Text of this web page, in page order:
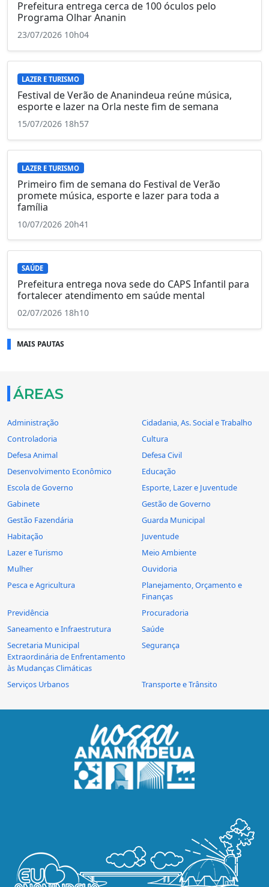
Prefeitura entrega cerca de 100 óculos pelo
Programa Olhar Ananin
23/07/2026 10h04
LAZER E TURISMO
Festival de Verão de Ananindeua reúne música,
esporte e lazer na Orla neste fim de semana
15/07/2026 18h57
LAZER E TURISMO
Primeiro fim de semana do Festival de Verão
promete música, esporte e lazer para toda a
família
10/07/2026 20h41
SAÚDE
Prefeitura entrega nova sede do CAPS Infantil para
fortalecer atendimento em saúde mental
02/07/2026 18h10
MAIS PAUTAS
ÁREAS
Administração
Cidadania, As. Social e Trabalho
Controladoria
Cultura
Defesa Animal
Defesa Civil
Desenvolvimento Econômico
Educação
Escola de Governo
Esporte, Lazer e Juventude
Gabinete
Gestão de Governo
Gestão Fazendária
Guarda Municipal
Habitação
Juventude
Lazer e Turismo
Meio Ambiente
Mulher
Ouvidoria
Pesca e Agricultura
Planejamento, Orçamento e
Finanças
Previdência
Procuradoria
Saneamento e Infraestrutura
Saúde
Secretaria Municipal
Extraordinária de Enfrentamento
às Mudanças Climáticas
Segurança
Serviços Urbanos Transporte e Trânsito